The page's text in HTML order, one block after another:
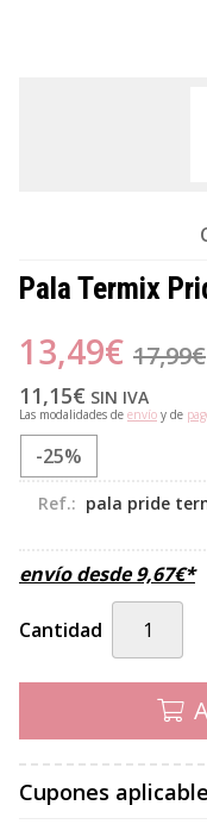
Pala Termix
13,49€ 17,99€
11,15€ SIN IVA
Las modalidades de envío y de
-25%
Ref.: pala pride
envío desde9,67€*
Cantidad
Cupones